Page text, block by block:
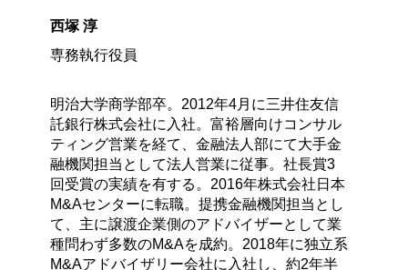
西塚 淳
専務執行役員
明治大学商学部卒。2012年4月に三井住友信
託銀行株式会社に入社。富裕層向けコンサル
ティング営業を経て、金融法人部にて大手金
融機関担当として法人営業に従事。社長賞3
回受賞の実績を有する。2016年株式会社日本
M&Aセンターに転職。提携金融機関担当とし
て、主に譲渡企業側のアドバイザーとして業
種問わず多数のM&Aを成約。2018年に独立系
M&Aアドバイザリー会社に入社し、約2年半